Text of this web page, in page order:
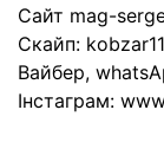
Сайт mag-
Скайп:
Вайбер,
Інстаграм: